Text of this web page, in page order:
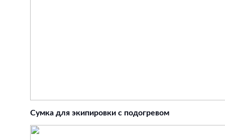
Сумка для экипировки с подогревом